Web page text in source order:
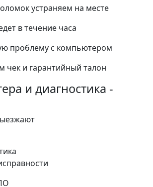
устраняем на месте
в течение часа
проблему с компьютером
чек и гарантийный талон
и диагностика -